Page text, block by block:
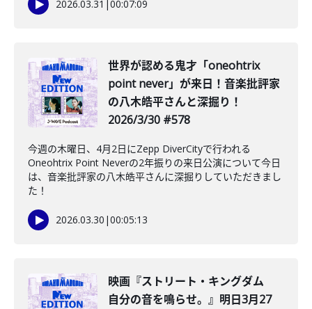
2026.03.31 |00:07:09
世界が認める鬼才「oneohtrix
point never」が来日！音楽批評家
の八木皓平さんと深掘り！
2026/3/30 #578
今週の木曜日、4月2日にZepp DiverCityで行われる
Oneohtrix Point Neverの2年振りの来日公演について今日
は、音楽批評家の八木皓平さんに深掘りしていただきまし
た！
2026.03.30 |00:05:13
映画『ストリート・キングダム
自分の音を鳴らせ。』明日3月27